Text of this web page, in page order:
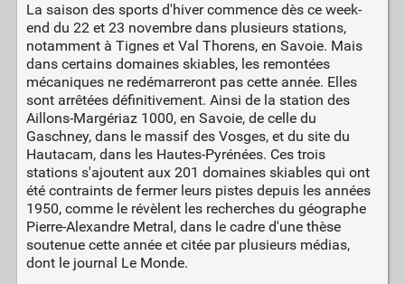
La saison des sports d'hiver commence dès ce week-
end du 22 et 23 novembre dans plusieurs stations,
notamment à Tignes et Val Thorens, en Savoie. Mais
dans certains domaines skiables, les remontées
mécaniques ne redémarreront pas cette année. Elles
sont arrêtées définitivement. Ainsi de la station des
Aillons-Margériaz 1000, en Savoie, de celle du
Gaschney, dans le massif des Vosges, et du site du
Hautacam, dans les Hautes-Pyrénées. Ces trois
stations s'ajoutent aux 201 domaines skiables qui ont
été contraints de fermer leurs pistes depuis les années
1950, comme le révèlent les recherches du géographe
Pierre-Alexandre Metral, dans le cadre d'une thèse
soutenue cette année et citée par plusieurs médias,
dont le journal Le Monde.